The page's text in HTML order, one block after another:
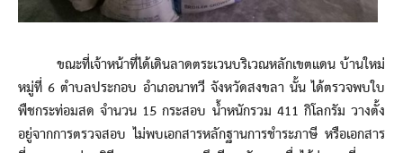
ขณะที่เจ้าหน้าที่ได้เดินลาดตระเวนบริเวณหลักเขตแดน บ้านใหม่
หมู่ที่ 6 ตำบลประกอบ อำเภอนาทวี จังหวัดสงขลา นั้น ได้ตรวจพบใบ
พืชกระท่อมสด จำนวน 15 กระสอบ น้ำหนักรวม 411 กิโลกรัม วางตั้ง
อยู่จากการตรวจสอบ ไม่พบเอกสารหลักฐานการชำระภาษี หรือเอกสาร